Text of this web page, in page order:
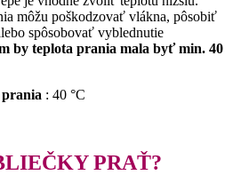
môžu poškodzovať vlákna, pôsobiť
spôsobovať vyblednutie
by teplota prania mala byť min. 40
: 40 °C
PRAŤ?